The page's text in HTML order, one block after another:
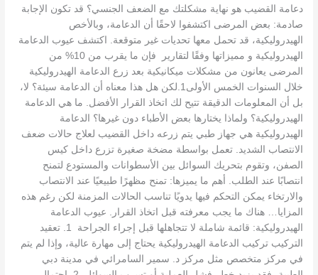
دعامة القضيب هو نهاية مشكلتك مع الضعف الجنسي؟ قد تكون الإجابة
صادمة: بعض المرضى اكتشفوا لاحقًا أن الدعامة، وبالأخص
الهيدروليكية، قد تحمل معها تحديات غير متوقعة. اكتشف عيوب الدعامة
الهيدروليكية و مميزاتها وفقًا لتقارير فإن ما يقرب من 10% من
المرضى يعانون من مشكلات ميكانيكية بعد زرع الدعامة الهيدروليكية
خلال السنوات الخمس الأولى1.لكن هل هذا معناه أن الدعامة سيئة؟ لا،
بل أن المعلومات الدقيقة تتيح لك اتخاذ القرار الأفضل. ما هي الدعامة
الهيدروليكية؟ ولماذا يختارها بعض الأطباء دون غيرها؟ الدعامة
الهيدروليكية هي جهاز طبي يتم زرعه داخل القضيب لعلاج حالات ضعف
الانتصاب الشديد. تعمل بواسطة مضخة صغيرة تزرع داخل كيس
الصفن، وتقوم بتحريك السوائل بين الأسطوانات والمستودع لتمنح
انتصابًا عند الطلب. أهم ما يميزها: تمنح مظهرًا طبيعيًا عند الانتصاب
والارتخاء يمكن التحكم فيها يدويًا تناسب الحالات المزمنة لكن رغم هذه
المزايا… هناك ما يجب معرفته قبل اتخاذ القرار. عيوب الدعامة
الهيدروليكية: قائمة شاملة لا تتجاهلها قبل إجراء الجراحة 1. تعقيد
التركيب تركيب الدعامة الهيدروليكية يحتاج إلى مهارة عالية، وإذا لم يتم
في مركز متخصص مثل مركز د. سمير السامرائي في مدينة دبي